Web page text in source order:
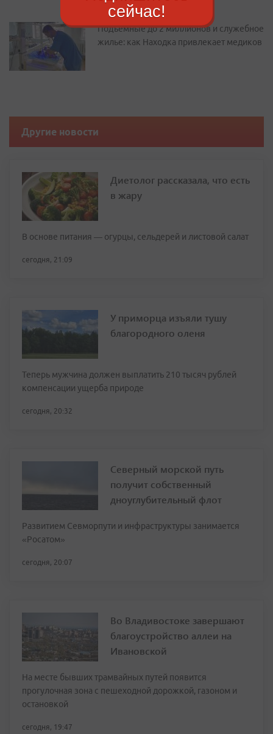
Подъемные до 2 миллионов и служебное
жилье: как Находка привлекает медиков
Другие новости
Диетолог рассказала, что есть
в жару
В основе питания — огурцы, сельдерей и листовой салат
сегодня, 21:09
У приморца изъяли тушу
благородного оленя
Теперь мужчина должен выплатить 210 тысяч рублей
компенсации ущерба природе
сегодня, 20:32
Северный морской путь
получит собственный
дноуглубительный флот
Развитием Севморпути и инфраструктуры занимается
«Росатом»
сегодня, 20:07
Во Владивостоке завершают
благоустройство аллеи на
Ивановской
На месте бывших трамвайных путей появится
прогулочная зона с пешеходной дорожкой, газоном и
остановкой
сегодня, 19:47
сейчас!